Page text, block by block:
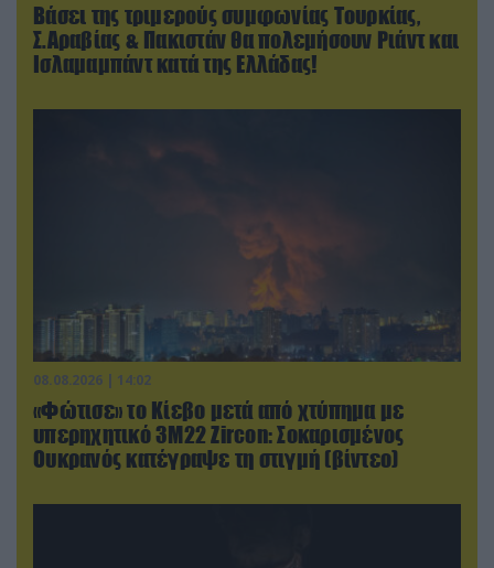
Βάσει της τριμερούς συμφωνίας Τουρκίας,
Σ.Αραβίας & Πακιστάν θα πολεμήσουν Ριάντ και
Ισλαμαμπάντ κατά της Ελλάδας!
08.08.2026 | 14:02
«Φώτισε» το Κίεβο μετά από χτύπημα με
υπερηχητικό 3M22 Zircon: Σοκαρισμένος
Ουκρανός κατέγραψε τη στιγμή (βίντεο)